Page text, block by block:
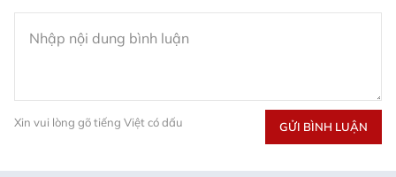
Xin vui lòng gõ tiếng Việt có dấu GỬI BÌNH LUẬN